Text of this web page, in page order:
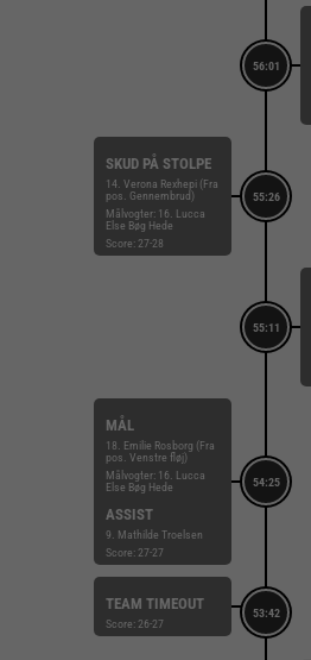
56:01
55:26
SKUD PÅ STOLPE
14. Verona Rexhepi (Fra
pos. Gennembrud)
Målvogter: 16. Lucca
Else Bøg Hede
Score: 27-28
55:11
54:25
MÅL
18. Emilie Rosborg (Fra
pos. Venstre fløj)
Målvogter: 16. Lucca
Else Bøg Hede
ASSIST
9. Mathilde Troelsen
Score: 27-27
53:42
TEAM TIMEOUT
Score: 26-27